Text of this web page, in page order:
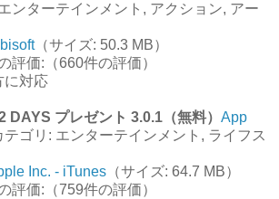
ンターテインメント, アクション, アー
（サイズ: 50.3 MB）
評価:（660件の評価）
に対応
DAYS プレゼント 3.0.1（無料） App
テゴリ: エンターテインメント, ライフス
Inc. - iTunes （サイズ: 64.7 MB）
評価:（759件の評価）